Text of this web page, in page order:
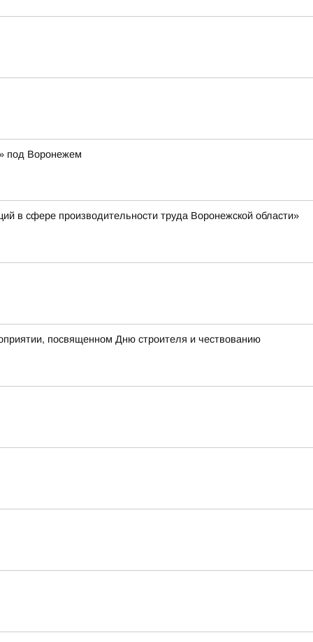
под Воронежем
в сфере производительности труда Воронежской области»
посвященном Дню строителя и чествованию